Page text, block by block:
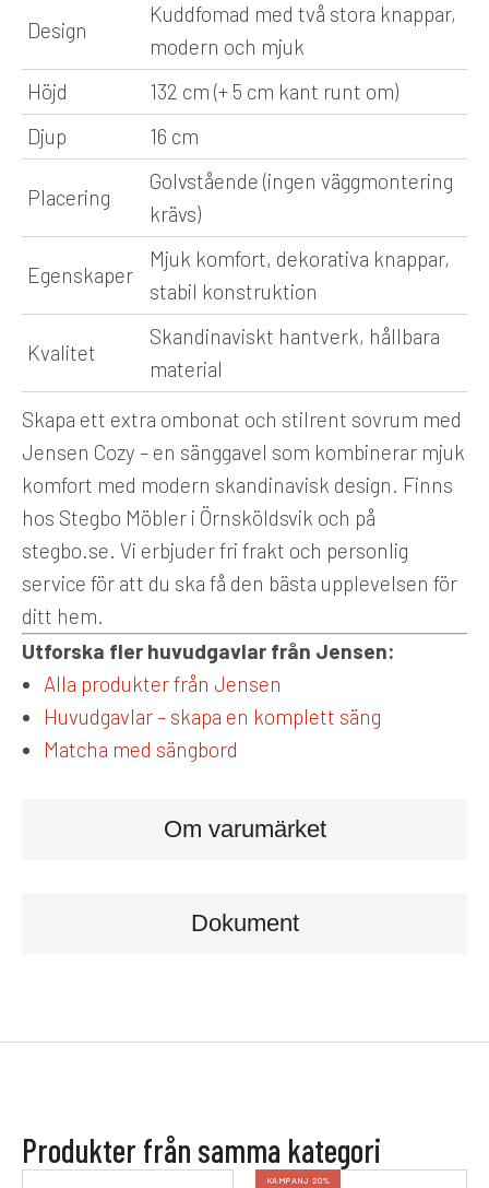
Om varumärket
Dokument
Design
Kuddfomad med två stora knappar,
modern och mjuk
Höjd
132 cm (+ 5 cm kant runt om)
Djup
16 cm
Placering
Golvstående (ingen väggmontering
krävs)
Egenskaper
Mjuk komfort, dekorativa knappar,
stabil konstruktion
Kvalitet
Skandinaviskt hantverk, hållbara
material
Skapa ett extra ombonat och stilrent sovrum med
Jensen Cozy – en sänggavel som kombinerar mjuk
komfort med modern skandinavisk design. Finns
hos Stegbo Möbler i Örnsköldsvik och på
stegbo.se. Vi erbjuder fri frakt och personlig
service för att du ska få den bästa upplevelsen för
ditt hem.
Utforska fler huvudgavlar från Jensen:
Alla produkter från Jensen
Huvudgavlar – skapa en komplett säng
Matcha med sängbord
Produkter från samma kategori
KAMPANJ 20%